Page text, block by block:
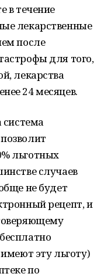
в течение
лекарственные
после
для того,
лекарства
24 месяцев.
система
льготных
случаев
не будет
рецепт, и
эту льготу)
по